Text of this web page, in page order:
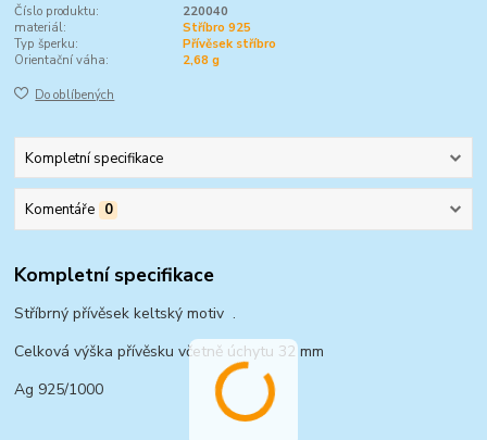
Číslo produktu:
220040
materiál:
Stříbro 925
Typ šperku:
Přívěsek stříbro
Orientační váha:
2,68 g
Do oblíbených
Kompletní specifikace
Komentáře 0
Kompletní specifikace
Stříbrný přívěsek keltský motiv .
Celková výška přívěsku včetně úchytu 32 mm
Ag 925/1000